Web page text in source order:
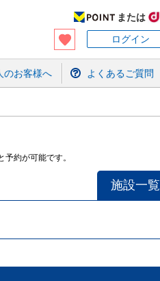
または
ログイン
のお客様へ よくあるご質問
約が可能です。
施設一覧